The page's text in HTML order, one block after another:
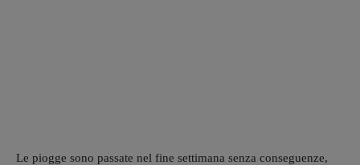
Le piogge sono passate nel fine settimana senza conseguenze,